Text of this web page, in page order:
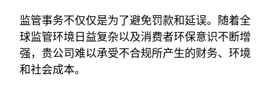
监管事务不仅仅是为了避免罚款和延误。随着全
球监管环境日益复杂以及消费者环保意识不断增
强，贵公司难以承受不合规所产生的财务、环境
和社会成本。